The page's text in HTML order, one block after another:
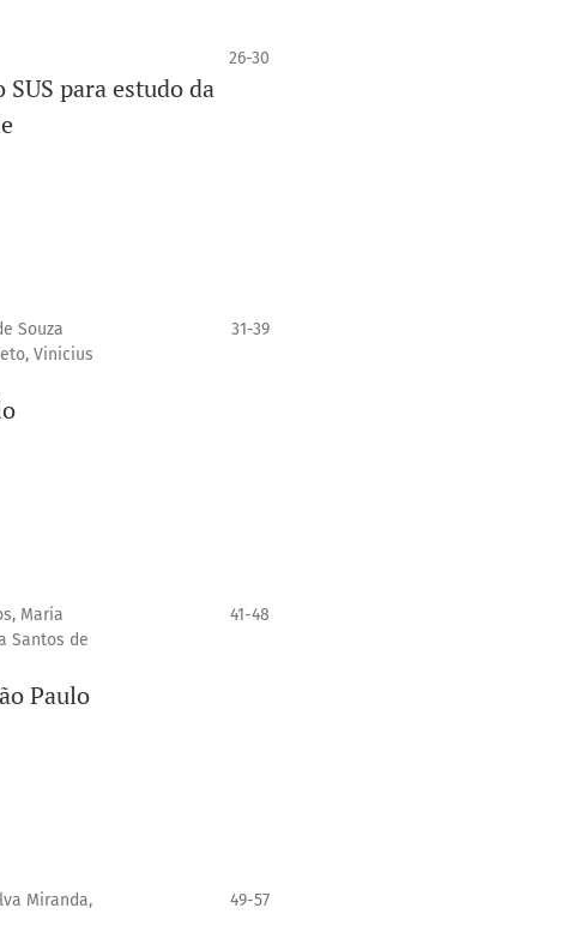
26-30
para estudo da
Souza
Vinicius
31-39
Maria
Santos de
41-48
Paulo
Miranda,
49-57